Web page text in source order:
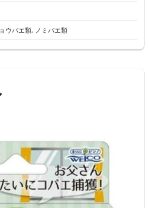
ウバエ類, ノミバエ類